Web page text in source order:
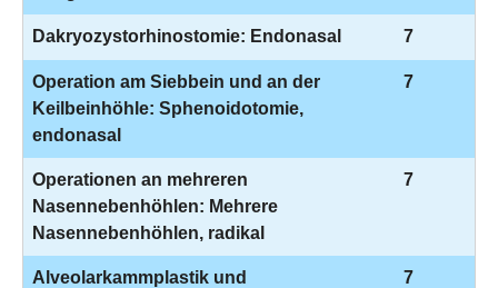
Dakryozystorhinostomie: Endonasal 7
Operation am Siebbein und an der
Keilbeinhöhle: Sphenoidotomie,
endonasal
7
Operationen an mehreren
Nasennebenhöhlen: Mehrere
Nasennebenhöhlen, radikal
7
Alveolarkammplastik und
7